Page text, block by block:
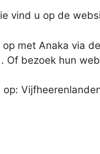
vind u op de
met Anaka via
. Of bezoek hun